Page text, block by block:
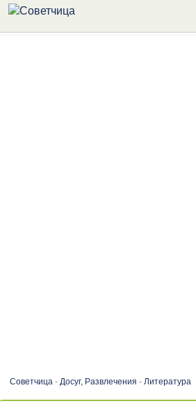
Советчица- Досуг, Развлечения - Литература